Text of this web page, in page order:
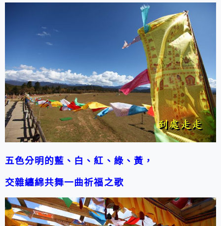
五色分明的藍、白、紅、綠、黃，
交雜纏綿共舞一曲祈福之歌